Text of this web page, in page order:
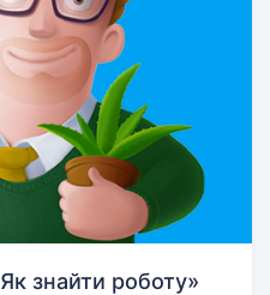
знайти роботу»